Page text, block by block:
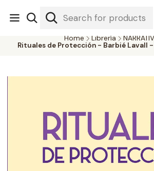
Nuestra librería - Serrano 317 local 3 -
#SomospartedelSietch
Home Librería
Rituales de Protección - Barbié Lavall